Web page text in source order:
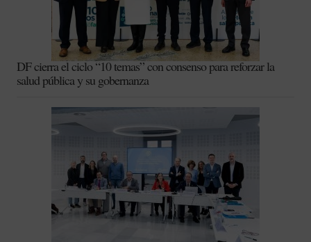
DF cierra el ciclo “10 temas” con consenso para reforzar la
salud pública y su gobernanza